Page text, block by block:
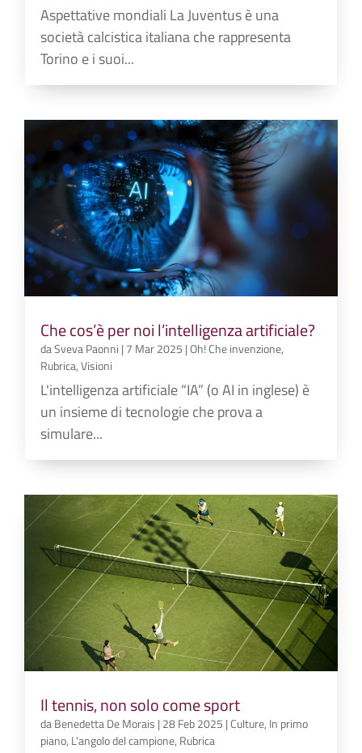
Aspettative mondiali La Juventus è una
società calcistica italiana che rappresenta
Torino e i suoi...
Che cos’è per noi l’intelligenza artificiale?
daSveva Paonni | 7 Mar 2025 |Oh! Che invenzione,
Rubrica,Visioni
L'intelligenza artificiale “IA” (o AI in inglese) è
un insieme di tecnologie che prova a
simulare...
Il tennis, non solo come sport
daBenedetta De Morais | 28 Feb 2025 |Culture, In primo
piano, L'angolo del campione, Rubrica